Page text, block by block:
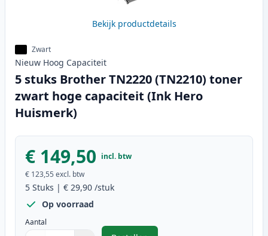
Bekijk productdetails
Zwart
Nieuw Hoog Capaciteit
5 stuks Brother TN2220 (TN2210) toner
zwart hoge capaciteit (Ink Hero
Huismerk)
€ 149,50 incl. btw
€ 123,55 excl. btw
5 Stuks | € 29,90 /stuk
Op voorraad
Aantal